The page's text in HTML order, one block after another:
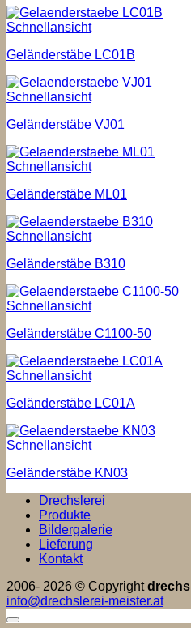
Schnellansicht
Geländerstäbe LC01B
Schnellansicht
Geländerstäbe VJ01
Schnellansicht
Geländerstäbe ML01
Schnellansicht
Geländerstäbe B310
Schnellansicht
Geländerstäbe C1100-50
Schnellansicht
Geländerstäbe LC01A
Schnellansicht
Geländerstäbe KN03
Drechslerei
Produkte
Bildergalerie
Lieferung
Kontakt
2006- 2026 © Copyright
info@drechslerei-meister.at